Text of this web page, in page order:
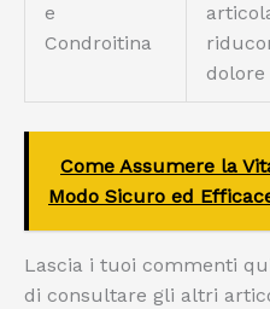
e
Condroitina
dolore
Come Assumere la
Modo Sicuro ed
Lascia i tuoi commenti
di consultare gli altri